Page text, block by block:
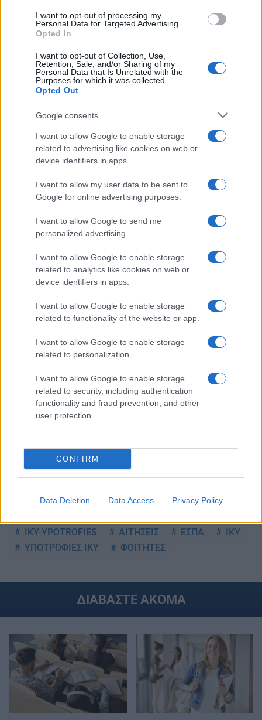
I want to opt-out of processing my
Personal Data for Targeted Advertising.
Opted In
I want to opt-out of Collection, Use,
Retention, Sale, and/or Sharing of my
Personal Data that Is Unrelated with the
Purposes for which it was collected.
Opted Out
Google consents
I want to allow Google to enable storage
related to advertising like cookies on web or
device identifiers in apps.
I want to allow my user data to be sent to
Google for online advertising purposes.
I want to allow Google to send me
personalized advertising.
I want to allow Google to enable storage
related to analytics like cookies on web or
device identifiers in apps.
I want to allow Google to enable storage
related to functionality of the website or app.
I want to allow Google to enable storage
related to personalization.
I want to allow Google to enable storage
related to security, including authentication
functionality and fraud prevention, and other
user protection.
CONFIRM
Data Deletion Data Access Privacy Policy
iky-ypotrofies.it.minedu.gov.gr : Αιτήσεις για το
φοιτητικό επίδομα
IKY – Υποτροφίες για Διδακτορικό και Μεταδιδακτορική
έρευνα μέσω του προγράμματος ΙΚΥ-ΕΟΧ
Ακολουθείστε το iPaideia.gr στο Google News
TελευταίεςΕιδήσειςγια την Παιδεία και την εργασία
στοiPaideia.gr
Στην Κατηγορία:ΠΑΙΔΕΙΑ
IKY-YPOTROFIES
ΑΙΤΗΣΕΙΣ ΕΣΠΑ
ΙΚΥ
ΥΠΟΤΡΟΦΙΕΣ ΙΚΥ
ΦΟΙΤΗΤΕΣ
ΔΙΑΒΑΣΤΕ ΑΚΟΜΑ